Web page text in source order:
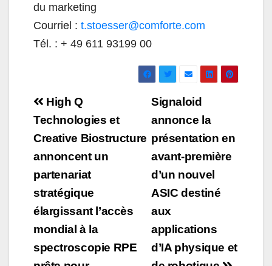
du marketing
Courriel : t.stoesser@comforte.com
Tél. : + 49 611 93199 00
Navigation
de
l’article
Signaloid
annonce la
présentation en
avant-première
d’un nouvel
ASIC destiné
aux
applications
d’IA physique et
High Q
Technologies et
Creative Biostructure
annoncent un
partenariat
stratégique
élargissant l’accès
mondial à la
spectroscopie RPE